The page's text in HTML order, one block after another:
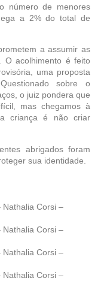
número de menores
a 2% do total de
a assumir as
O acolhimento é feito
uma proposta
sobre o
o juiz pondera que
mas chegamos à
criança é não criar
abrigados foram
sua identidade.
Corsi –
Corsi –
Corsi –
Corsi –